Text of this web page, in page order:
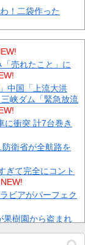
！二袋作った
イ」出演 どちら
ス』第一部の主題
上がってるな』
絶に爆誕 他 NEW!
ロナへ移籍ｗｗ
アな夫婦ショッ
ガチで美味そう
学校に植えた→20
・ NEW!
るｗｗｗ
NEW!
売れたこと」に
中国「上流大洪
峡ダム「緊急放流
に衝突 計7台巻き
衛省が全航路を
ぎて完全にコント
NEW!
ビアがパーフェク
果樹園から盗まれ
ｗ